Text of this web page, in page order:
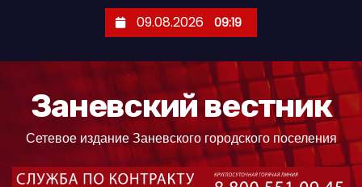
09.08.2026 09:19
Заневский вестник
Сетевое издание Заневского городского поселения